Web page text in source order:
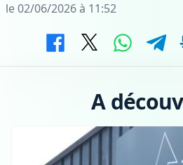
le 02/06/2026 à 11:52
A